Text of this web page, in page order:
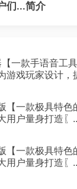
们...简介
一款手语音工
游戏玩家设计，
【一款极具特色
用户量身打造〖
【一款极具特色
用户量身打造〖